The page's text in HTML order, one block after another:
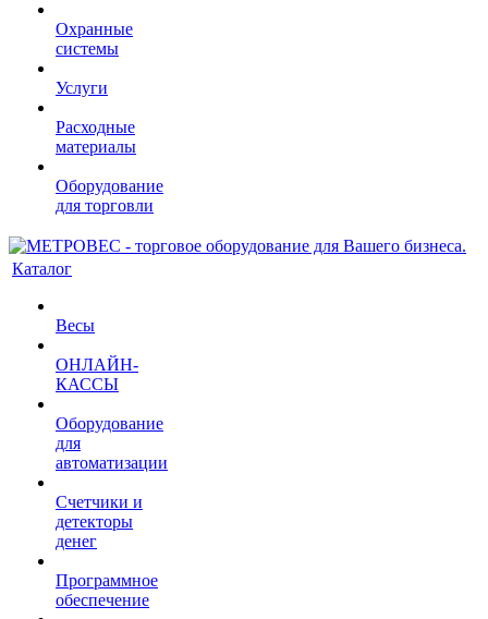
Охранные
системы
Услуги
Расходные
материалы
Оборудование
для торговли
Каталог
Весы
ОНЛАЙН-
КАССЫ
Оборудование
для
автоматизации
Счетчики и
детекторы
денег
Программное
обеспечение